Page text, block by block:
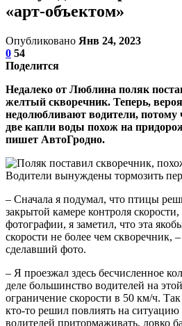
«арт-объектом»
Опубликовано Янв 24, 2023
0 54
Поделится
Недалеко от Люблина поляк
желтый скворечник. Теперь,
недолюбливают водители, потому
две капли воды похож на
пишет АвтоГродно.
– Сначала я подумал, что птицы
закрытой камере контроля
фотографии, я заметил, что эта
скорости не более чем скворечник,
сделавший фото.
– Я проезжал здесь бесчисленное
деле большинство водителей на
ограничение скорости в 50 км/ч.
кто-то решил повлиять на
водителей притормаживать, ловко